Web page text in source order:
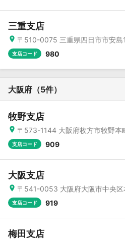
三重支店
〒510-0075 三重県四日市市安
支店コード 980
大阪府 （5件）
牧野支店
〒573-1144 大阪府枚方市牧野本
支店コード 909
大阪支店
〒541-0053 大阪府大阪市中央
支店コード 919
梅田支店